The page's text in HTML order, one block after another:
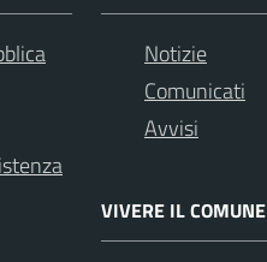
Notizie
Comunicati
Avvisi
VIVERE IL COMUNE